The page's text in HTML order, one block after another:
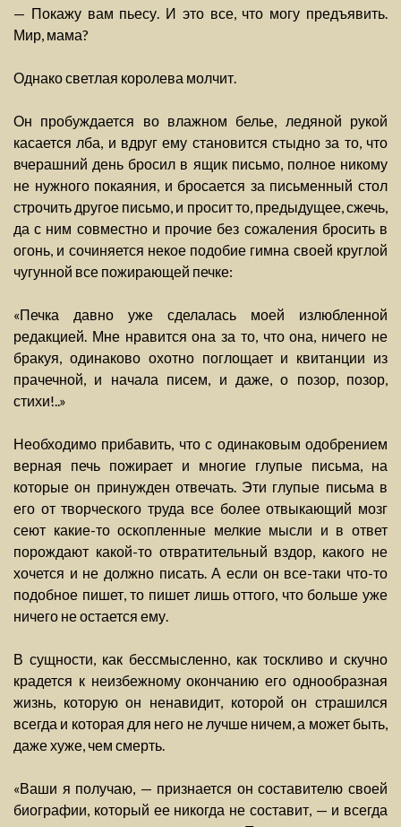
— Покажу вам пьесу. И это все, что могу предъявить.
Мир, мама?
Однако светлая королева молчит.
Он пробуждается во влажном белье, ледяной рукой
касается лба, и вдруг ему становится стыдно за то, что
вчерашний день бросил в ящик письмо, полное никому
не нужного покаяния, и бросается за письменный стол
строчить другое письмо, и просит то, предыдущее, сжечь,
да с ним совместно и прочие без сожаления бросить в
огонь, и сочиняется некое подобие гимна своей круглой
чугунной все пожирающей печке:
«Печка давно уже сделалась моей излюбленной
редакцией. Мне нравится она за то, что она, ничего не
бракуя, одинаково охотно поглощает и квитанции из
прачечной, и начала писем, и даже, о позор, позор,
стихи!..»
Необходимо прибавить, что с одинаковым одобрением
верная печь пожирает и многие глупые письма, на
которые он принужден отвечать. Эти глупые письма в
его от творческого труда все более отвыкающий мозг
сеют какие-то оскопленные мелкие мысли и в ответ
порождают какой-то отвратительный вздор, какого не
хочется и не должно писать. А если он все-таки что-то
подобное пишет, то пишет лишь оттого, что больше уже
ничего не остается ему.
В сущности, как бессмысленно, как тоскливо и скучно
крадется к неизбежному окончанию его однообразная
жизнь, которую он ненавидит, которой он страшился
всегда и которая для него не лучше ничем, а может быть,
даже хуже, чем смерть.
«Ваши я получаю, — признается он составителю своей
биографии, который ее никогда не составит, — и всегда